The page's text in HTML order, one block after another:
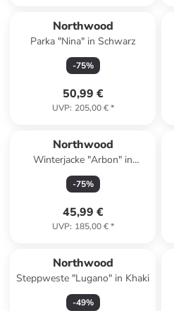
Northwood
Parka "Nina" in Schwarz
-75%
50,99 €
UVP: 205,00 €*
Northwood
Winterjacke "Arbon" in
Dunkelblau
-75%
45,99 €
UVP: 185,00 €*
Northwood
Steppweste "Lugano" in Khaki
-49%